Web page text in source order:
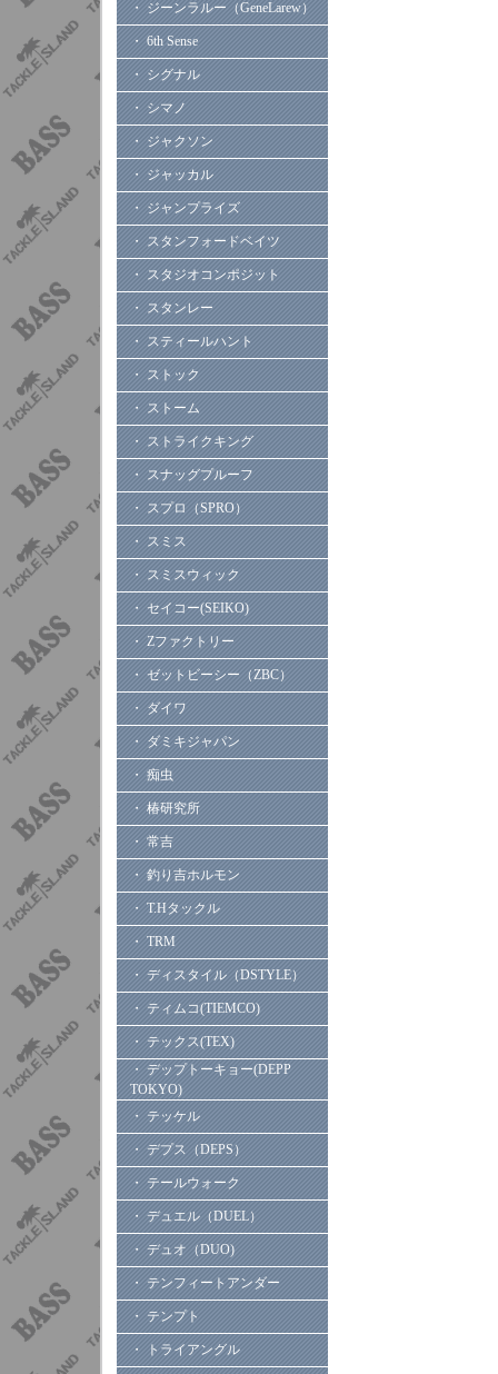
・ ジーンラルー（GeneLarew）
・ 6th Sense
・ シグナル
・ シマノ
・ ジャクソン
・ ジャッカル
・ ジャンプライズ
・ スタンフォードベイツ
・ スタジオコンポジット
・ スタンレー
・ スティールハント
・ ストック
・ ストーム
・ ストライクキング
・ スナッグプルーフ
・ スプロ（SPRO）
・ スミス
・ スミスウィック
・ セイコー(SEIKO)
・ Zファクトリー
・ ゼットビーシー（ZBC）
・ ダイワ
・ ダミキジャパン
・ 痴虫
・ 椿研究所
・ 常吉
・ 釣り吉ホルモン
・ T.Hタックル
・ TRM
・ ディスタイル（DSTYLE）
・ ティムコ(TIEMCO)
・ テックス(TEX)
・ デップトーキョー(DEPP
TOKYO)
・ テッケル
・ デプス（DEPS）
・ テールウォーク
・ デュエル（DUEL）
・ デュオ（DUO)
・ テンフィートアンダー
・ テンプト
・ トライアングル